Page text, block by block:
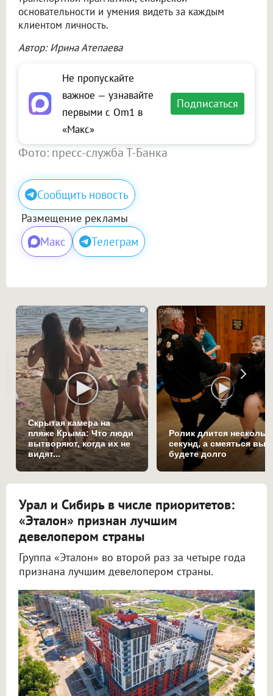
основательности и умения видеть за каждым
клиентом личность.
Автор: Ирина Атепаева
Не пропускайте
важное — узнавайте
первыми с Om1 в
«Макс»
Подписаться
Фото: пресс-служба Т-Банка
Сообщить новость
Размещение рекламы
Макс Телеграм
i
Скрытая камера на
пляже Крыма: Что люди
вытворяют, когда их не
видят...
Ролик длится
секунд, а смеяться вы
будете долго
Урал и Сибирь в числе приоритетов:
«Эталон» признан лучшим
девелопером страны
Группа «Эталон» во второй раз за четыре года
признана лучшим девелопером страны.